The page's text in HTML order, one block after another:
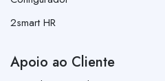
2smart HR
Apoio ao Cliente